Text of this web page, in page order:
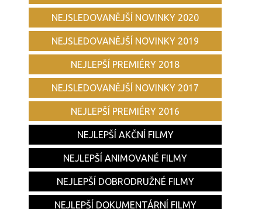
NEJSLEDOVANĚJŠÍ NOVINKY 2020
NEJSLEDOVANĚJŠÍ NOVINKY 2019
NEJLEPŠÍ PREMIÉRY 2018
NEJSLEDOVANĚJŠÍ NOVINKY 2017
NEJLEPŠÍ PREMIÉRY 2016
NEJLEPŠÍ AKČNÍ FILMY
NEJLEPŠÍ ANIMOVANÉ FILMY
NEJLEPŠÍ DOBRODRUŽNÉ FILMY
NEJLEPŠÍ DOKUMENTÁRNÍ FILMY